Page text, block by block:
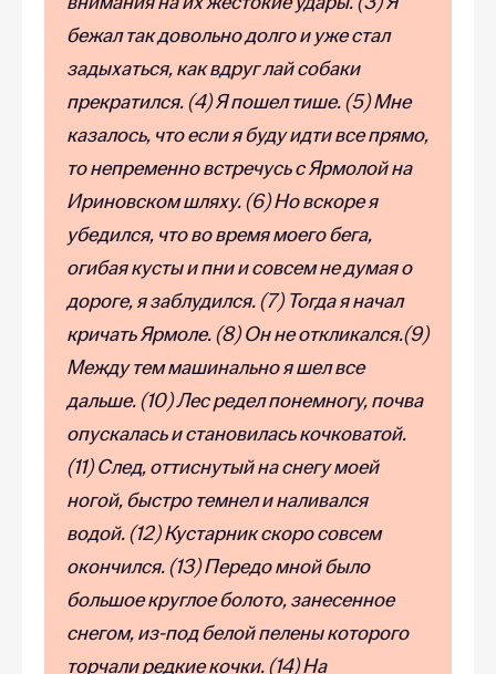
бежал так довольно долго и уже стал
задыхаться, как вдруг лай собаки
прекратился. (4) Я пошел тише. (5) Мне
казалось, что если я буду идти все прямо,
то непременно встречусь с Ярмолой на
Ириновском шляху. (6) Но вскоре я
убедился, что во время моего бега,
огибая кусты и пни и совсем не думая о
дороге, я заблудился. (7) Тогда я начал
кричать Ярмоле. (8) Он не откликался.(9)
Между тем машинально я шел все
дальше. (10) Лес редел понемногу, почва
опускалась и становилась кочковатой.
(11) След, оттиснутый на снегу моей
ногой, быстро темнел и наливался
водой. (12) Кустарник скоро совсем
окончился. (13) Передо мной было
большое круглое болото, занесенное
снегом, из-под белой пелены которого
торчали редкие кочки. (14) На